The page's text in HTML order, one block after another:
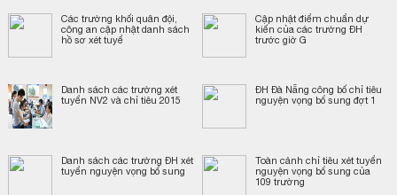
Các trường khối quân đội,
công an cập nhật danh sách
hồ sơ xét tuyể
Cập nhật điểm chuẩn dự
kiến của các trường ĐH
trước giờ G
Danh sách các trường xét
tuyển NV2 và chỉ tiêu 2015
ĐH Đà Nẵng công bố chỉ tiêu
nguyện vọng bổ sung đợt 1
Danh sách các trường ĐH xét
tuyển nguyện vọng bổ sung
Toàn cảnh chỉ tiêu xét tuyển
nguyện vọng bổ sung của
109 trường